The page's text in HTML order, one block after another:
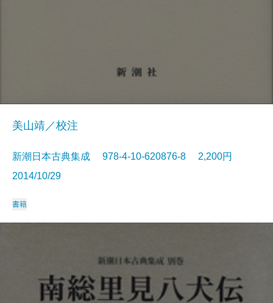
美山靖／校注
新潮日本古典集成 978-4-10-620876-8 2,200円
2014/10/29
書籍